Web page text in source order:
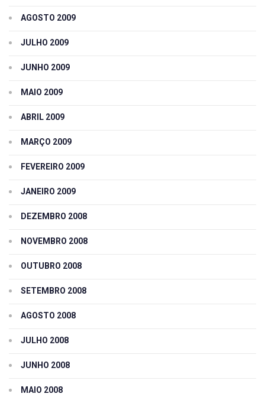
AGOSTO 2009
JULHO 2009
JUNHO 2009
MAIO 2009
ABRIL 2009
MARÇO 2009
FEVEREIRO 2009
JANEIRO 2009
DEZEMBRO 2008
NOVEMBRO 2008
OUTUBRO 2008
SETEMBRO 2008
AGOSTO 2008
JULHO 2008
JUNHO 2008
MAIO 2008